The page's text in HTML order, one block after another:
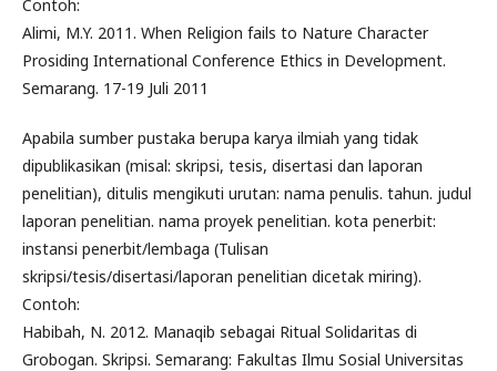
Contoh:
Alimi, M.Y. 2011. When Religion fails to Nature Character
Prosiding International Conference Ethics in Development.
Semarang. 17-19 Juli 2011
Apabila sumber pustaka berupa karya ilmiah yang tidak
dipublikasikan (misal: skripsi, tesis, disertasi dan laporan
penelitian), ditulis mengikuti urutan: nama penulis. tahun. judul
laporan penelitian. nama proyek penelitian. kota penerbit:
instansi penerbit/lembaga (Tulisan
skripsi/tesis/disertasi/laporan penelitian dicetak miring).
Contoh:
Habibah, N. 2012. Manaqib sebagai Ritual Solidaritas di
Grobogan. Skripsi. Semarang: Fakultas Ilmu Sosial Universitas